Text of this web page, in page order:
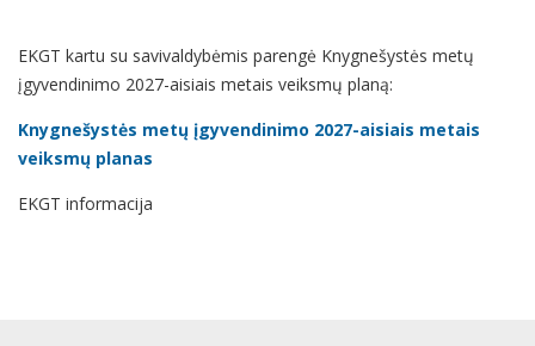
EKGT kartu su savivaldybėmis parengė Knygnešystės metų
įgyvendinimo 2027-aisiais metais veiksmų planą:
Knygnešystės metų įgyvendinimo 2027-aisiais metais
veiksmų planas
EKGT informacija